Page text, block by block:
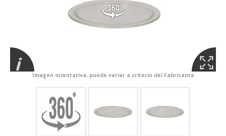
Imagen orientativa, puede variar a criterio del Fabricante